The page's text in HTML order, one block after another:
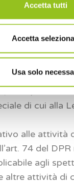
Accetta tutti
Accetta
Usa solo
da split
da fornitori che
ad esempio:
di cui agli
1972;
di cui alla
alle attività
74 del
agli
altre attività di